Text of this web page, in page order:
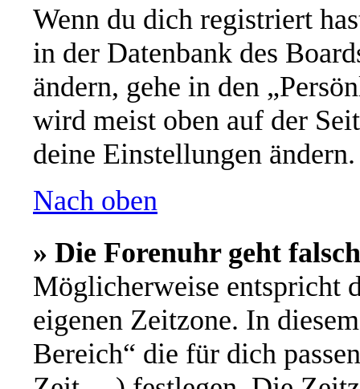
Wenn du dich registriert
in der Datenbank des
ändern, gehe in den
wird meist oben auf der
deine Einstellungen ändern.
Nach oben
» Die Forenuhr geht
Möglicherweise entspricht
eigenen Zeitzone. In
Bereich“ die für dich